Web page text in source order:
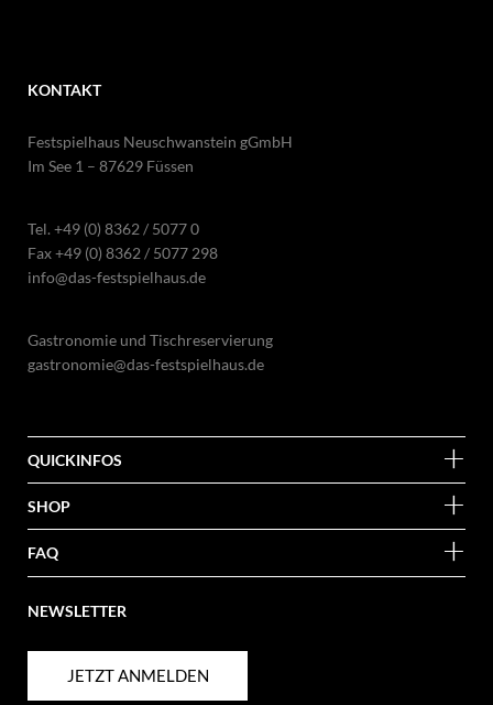
KONTAKT
Festspielhaus Neuschwanstein gGmbH
Im See 1 – 87629 Füssen
Tel. +49 (0) 8362 / 5077 0
Fax +49 (0) 8362 / 5077 298
info@das-festspielhaus.de
Gastronomie und Tischreservierung
gastronomie@das-festspielhaus.de
QUICKINFOS
SHOP
FAQ
NEWSLETTER
JETZT ANMELDEN